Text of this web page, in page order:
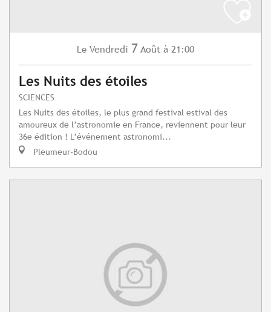
Le Vendredi 7 Août à 21:00
Les Nuits des étoiles
SCIENCES
Les Nuits des étoiles, le plus grand festival estival des
amoureux de l’astronomie en France, reviennent pour leur
36e édition ! L’événement astronomi...
Pleumeur-Bodou